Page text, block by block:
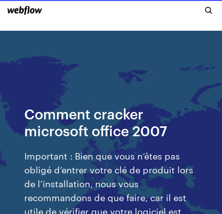
Comment cracker
microsoft office 2007
Important : Bien que vous n’êtes pas
obligé d’entrer votre clé de produit lors
de l’installation, nous vous
recommandons de que faire, car il est
utile de vérifier que votre logiciel est